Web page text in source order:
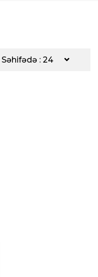
Səhifədə : 24